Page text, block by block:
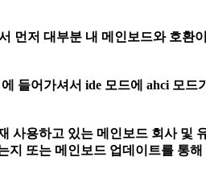
먼저 대부분 내 메인보드와 호환
들어가셔서 ide 모드에 ahci 모드
사용하고 있는 메인보드 회사 및
지 또는 메인보드 업데이트를 통해